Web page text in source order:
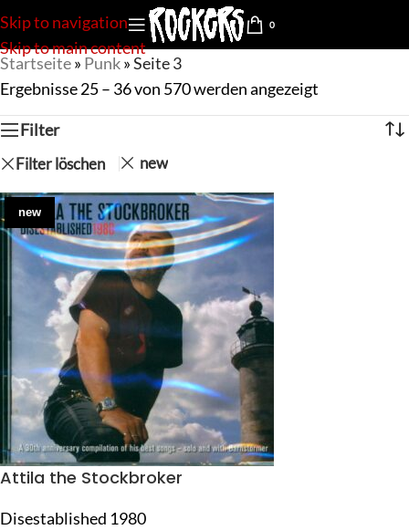
Skip to navigation
Skip to main content
0
Startseite» Punk»Seite 3
Ergebnisse 25 – 36 von 570 werden angezeigt
Filter
Filter löschen new
new
Attila the Stockbroker
Disestablished 1980